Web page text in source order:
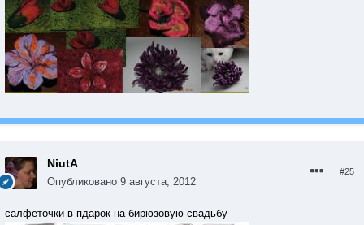
NiutA
Опубликовано 9 августа, 2012
#25
салфеточки в пдарок на бирюзовую свадьбу